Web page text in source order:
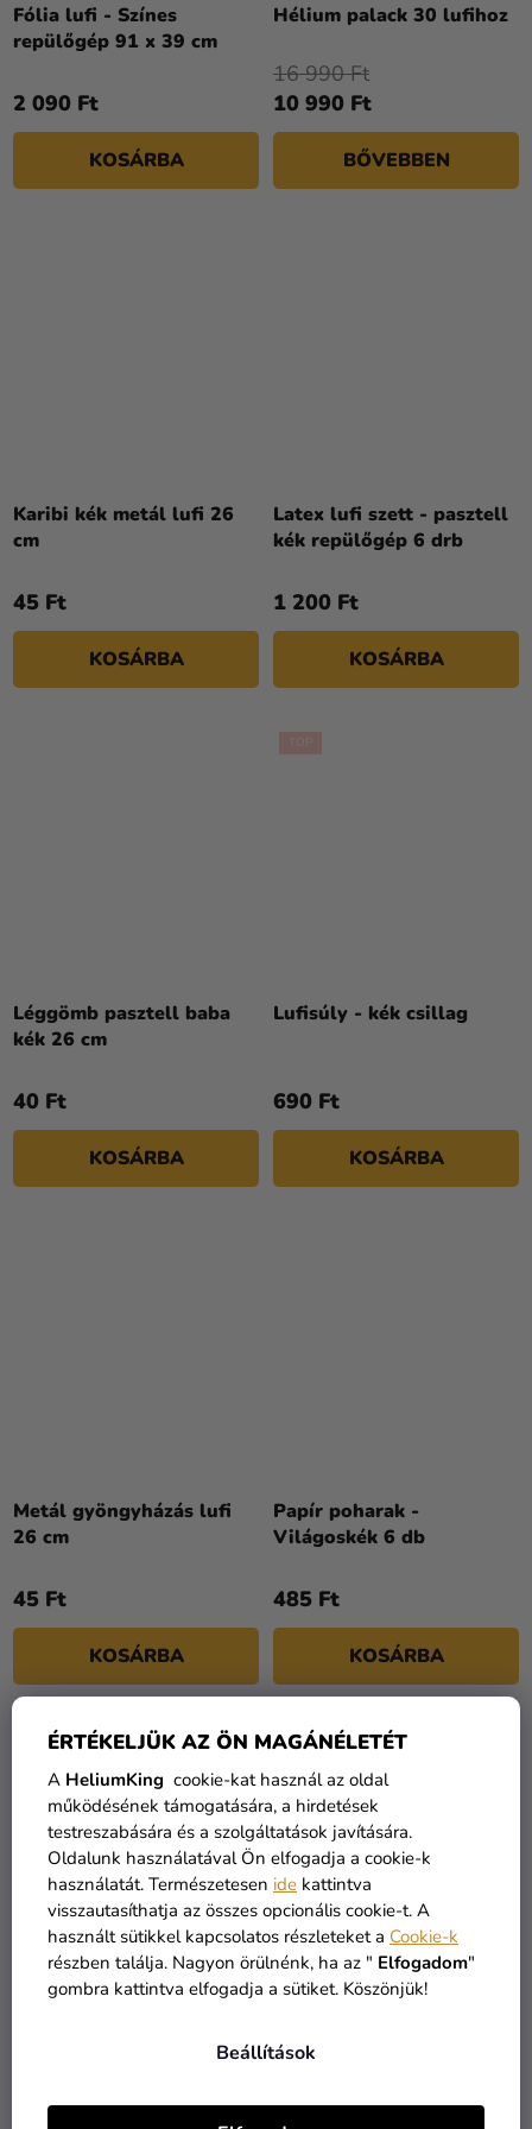
ÉRTÉKELJÜK AZ ÖN MAGÁNÉLETÉT
A HeliumKing cookie-kat használ az oldal
működésének támogatására, a hirdetések
testreszabására és a szolgáltatások javítására.
Oldalunk használatával Ön elfogadja a cookie-k
használatát. Természetesen ide kattintva
visszautasíthatja az összes opcionális cookie-t. A
használt sütikkel kapcsolatos részleteket a Cookie-k
részben találja. Nagyon örülnénk, ha az " Elfogadom"
gombra kattintva elfogadja a sütiket. Köszönjük!
Beállítások
Fólia lufi - Színes
repülőgép 91 x 39 cm
2 090 Ft
KOSÁRBA
Hélium palack 30 lufihoz
átlagos
csillag.
10 990 Ft
16 990 Ft
BŐVEBBEN
Karibi kék metál lufi 26
cm
45 Ft
KOSÁRBA
Latex lufi szett - pasztell
kék repülőgép 6 drb
1 200 Ft
KOSÁRBA
Léggömb pasztell baba
kék 26 cm
40 Ft
KOSÁRBA
Lufisúly - kék csillag
690 Ft
KOSÁRBA
Metál gyöngyházás lufi
26 cm
45 Ft
KOSÁRBA
Papír poharak -
Világoskék 6 db
485 Ft
KOSÁRBA
A
termék
190 Ft
A
termék
átlagos
35 Ft